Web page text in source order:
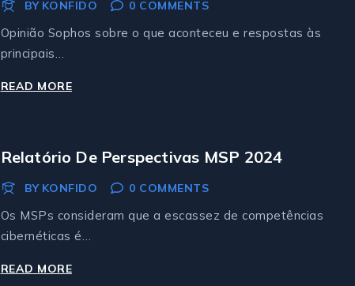
BY KONFIDO 0 COMMENTS
Opinião Sophos sobre o que aconteceu e respostas às
principais…
READ MORE
SOPHOS
Relatório De Perspectivas MSP 2024
BY KONFIDO 0 COMMENTS
Os MSPs consideram que a escassez de competências
cibernéticas é…
READ MORE